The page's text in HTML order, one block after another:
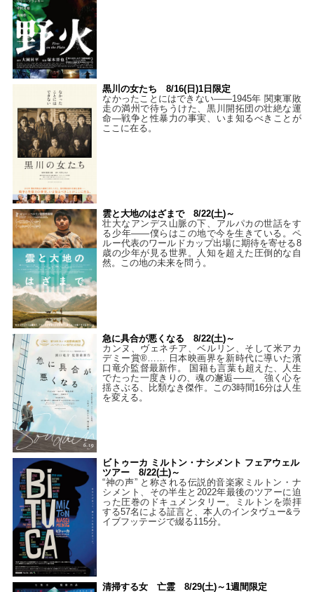
黒川の女たち 8/16(日)1日限定
なかったことにはできない——1945年 関東軍敗
走の満州で待ちうけた、黒川開拓団の壮絶な運
命―戦争と性暴力の事実、いま知るべきことが
ここに在る。
雲と大地のはざまで 8/22(土)～
壮大なアンデス山脈の下、アルパカの世話をす
る少年――僕らはこの地で今を生きている。ペ
ルー代表のワールドカップ出場に期待を寄せる8
歳の少年が見る世界。人知を超えた圧倒的な自
然。この地の未来を問う。
急に具合が悪くなる 8/22(土)～
カンヌ、ヴェネチア、ベルリン、そして米アカ
デミー賞®…… 日本映画界を新時代に導いた濱
口竜介監督最新作。 国籍も言葉も超えた、人生
でたった一度きりの、魂の邂逅――。 強く心を
揺さぶる、比類なき傑作。この3時間16分は人生
を変える。
ビトゥーカ ミルトン・ナシメント フェアウェル
ツアー 8/22(土)～
“神の声” と称される伝説的音楽家ミルトン・ナ
シメント、その半生と2022年最後のツアーに迫
った圧巻のドキュメンタリー。ミルトンを崇拝
する57名による証言と、本人のインタヴュー&ラ
イブフッテージで綴る115分。
清掃する女 亡霊 8/29(土)～1週間限定